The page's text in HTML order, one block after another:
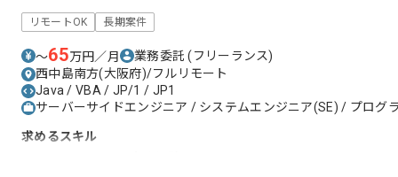
リモートOK 長期案件
〜65万円／月 業務委託(フリーランス)
西中島南方(大阪府)/フルリモート
Java / VBA / JP/1 / JP1
サーバーサイドエンジニア / システムエンジニア(SE) / プログ
求めるスキル